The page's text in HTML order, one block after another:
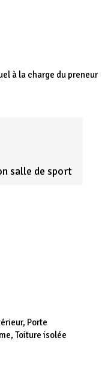
à la charge du preneur
salle de sport
Porte
Toiture isolée